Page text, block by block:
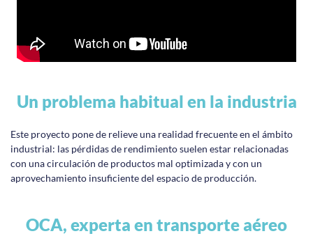
Un problema habitual en la industria
Este proyecto pone de relieve una realidad frecuente en el ámbito
industrial: las pérdidas de rendimiento suelen estar relacionadas
con una circulación de productos mal optimizada y con un
aprovechamiento insuficiente del espacio de producción.
OCA, experta en transporte aéreo